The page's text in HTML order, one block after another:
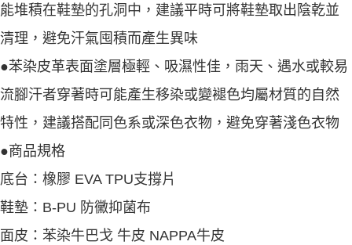
能堆積在鞋墊的孔洞中，建議平時可將鞋墊取出陰乾並
清理，避免汗氣囤積而產生異味
●苯染皮革表面塗層極輕、吸濕性佳，雨天、遇水或較易
流腳汗者穿著時可能產生移染或變褪色均屬材質的自然
特性，建議搭配同色系或深色衣物，避免穿著淺色衣物
●商品規格
底台：橡膠 EVA TPU支撐片
鞋墊：B-PU 防黴抑菌布
面皮：苯染牛巴戈 牛皮 NAPPA牛皮